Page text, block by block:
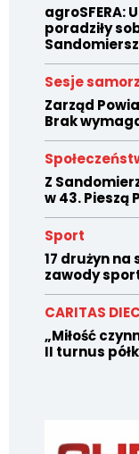
agroSFERA:
poradziły
Sesje
Zarząd
Brak
Z
w 43. Pieszą
Sport
17 drużyn
zawody
CARITAS
„Miłość
II turnus